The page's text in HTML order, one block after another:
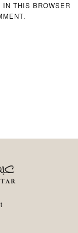
THIS BROWSER
navigation